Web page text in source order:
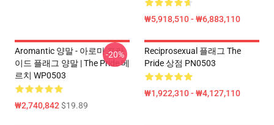
₩5,918,510 - ₩6,883,110
Aromantic 양말 - 아로마 프라
이드 플래그 양말 | The Pride 메
르치 WP0503
₩2,740,842$19.89
-20%
Reciprosexual 플래그 The
Pride 상점 PN0503
₩1,922,310 - ₩4,127,110